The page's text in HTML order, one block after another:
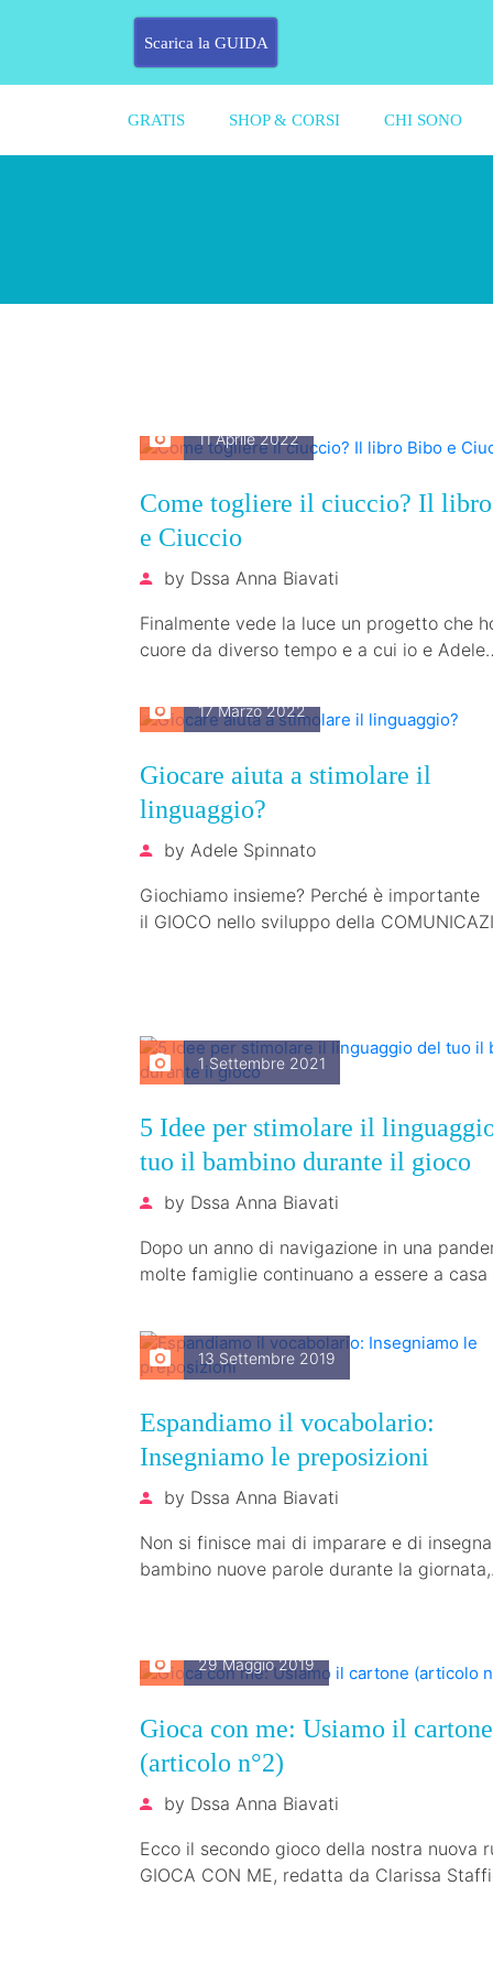
Scarica la GUIDA
GRATIS SHOP & CORSI CHI SONO
11 Aprile 2022
Come togliere il ciuccio? Il
e Ciuccio
by Dssa Anna Biavati
Finalmente vede la luce un progetto che
cuore da diverso tempo e a cui io e Adele
17 Marzo 2022
Giocare aiuta a stimolare il
linguaggio?
by Adele Spinnato
Giochiamo insieme? Perché è importante
il GIOCO nello sviluppo della
1 Settembre 2021
5 Idee per stimolare il
tuo il bambino durante il gioco
by Dssa Anna Biavati
Dopo un anno di navigazione in una
molte famiglie continuano a essere a
13 Settembre 2019
Espandiamo il vocabolario:
Insegniamo le preposizioni
by Dssa Anna Biavati
Non si finisce mai di imparare e di
bambino nuove parole durante la giornata,
29 Maggio 2019
Gioca con me: Usiamo il cartone
(articolo n°2)
by Dssa Anna Biavati
Ecco il secondo gioco della nostra nuova
GIOCA CON ME, redatta da Clarissa